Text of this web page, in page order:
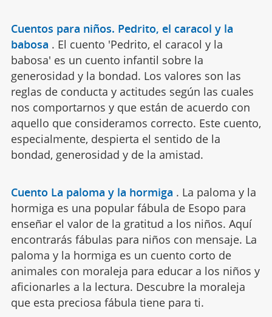
Cuentos para niños. Pedrito, el caracol y la
babosa . El cuento 'Pedrito, el caracol y la
babosa' es un cuento infantil sobre la
generosidad y la bondad. Los valores son las
reglas de conducta y actitudes según las cuales
nos comportarnos y que están de acuerdo con
aquello que consideramos correcto. Este cuento,
especialmente, despierta el sentido de la
bondad, generosidad y de la amistad.
Cuento La paloma y la hormiga . La paloma y la
hormiga es una popular fábula de Esopo para
enseñar el valor de la gratitud a los niños. Aquí
encontrarás fábulas para niños con mensaje. La
paloma y la hormiga es un cuento corto de
animales con moraleja para educar a los niños y
aficionarles a la lectura. Descubre la moraleja
que esta preciosa fábula tiene para ti.